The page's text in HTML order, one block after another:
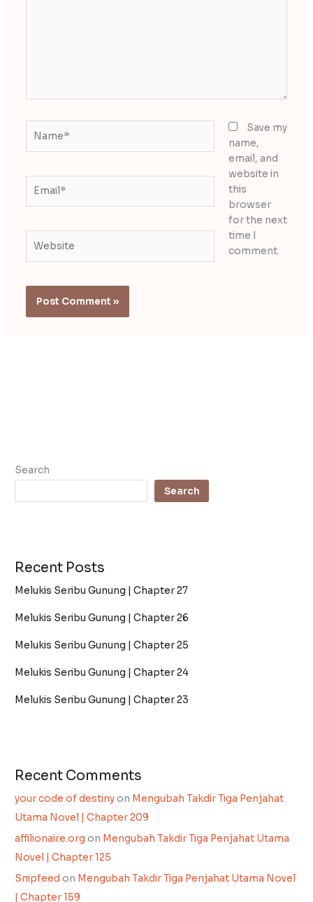
Save my
name,
email, and
website in
this
browser
for the next
time I
comment.
Search
Search
Recent Posts
Melukis Seribu Gunung | Chapter 27
Melukis Seribu Gunung | Chapter 26
Melukis Seribu Gunung | Chapter 25
Melukis Seribu Gunung | Chapter 24
Melukis Seribu Gunung | Chapter 23
Recent Comments
your code of destinyon Mengubah Takdir Tiga Penjahat
Utama Novel | Chapter 209
affilionaire.org on Mengubah Takdir Tiga Penjahat Utama
Novel | Chapter 125
Snipfeed on Mengubah Takdir Tiga Penjahat Utama Novel
| Chapter 159